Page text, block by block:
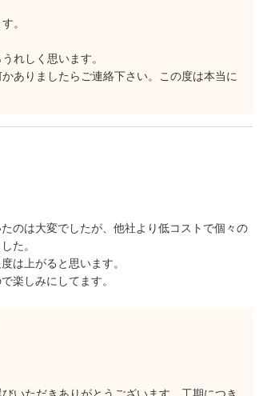
。
れしく思います。
ありましたらご連絡下さい。この度は本当に
のは大変でしたが、他社より低コストで個々の
た。
は上がると思います。
楽しみにしてます。